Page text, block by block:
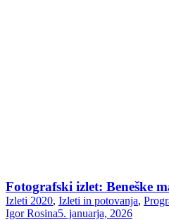
Fotografski izlet: Beneške
Izleti 2020, Izleti in potovanja,
Igor Rosina5. januarja, 2026